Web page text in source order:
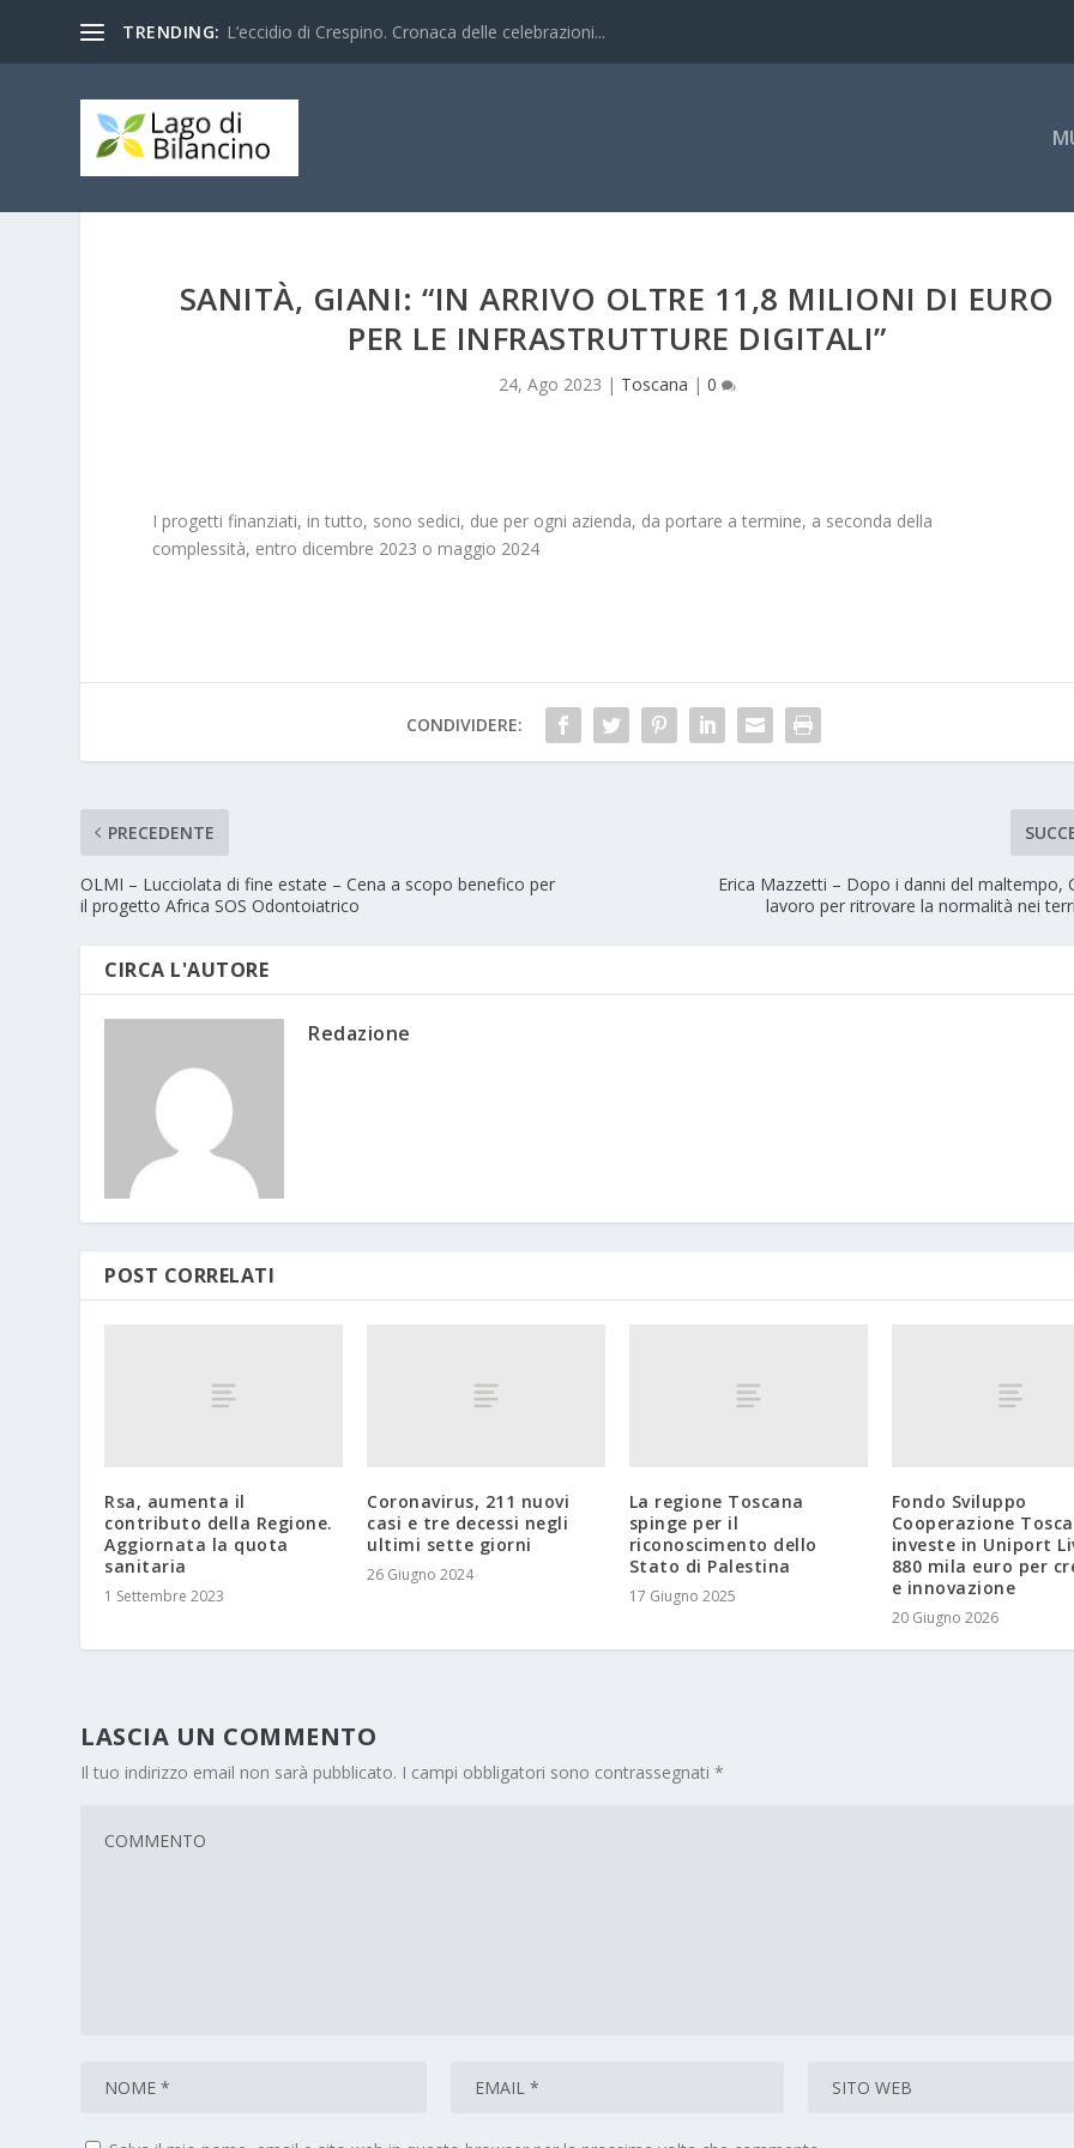
TRENDING: L’eccidio di Crespino. Cronaca delle celebrazioni...
SANITÀ, GIANI: “IN ARRIVO OLTRE 11,8 MILIONI DI EURO
PER LE INFRASTRUTTURE DIGITALI”
24, Ago 2023 | Toscana | 0
I progetti finanziati, in tutto, sono sedici, due per ogni azienda, da portare a termine, a seconda della
complessità, entro dicembre 2023 o maggio 2024
CONDIVIDERE:
PRECEDENTE
OLMI – Lucciolata di fine estate – Cena a scopo benefico per
il progetto Africa SOS Odontoiatrico
Erica Mazzetti – Dopo i danni del maltempo,
lavoro per ritrovare la normalità nei
CIRCA L'AUTORE
Redazione
POST CORRELATI
Rsa, aumenta il
contributo della Regione.
Aggiornata la quota
sanitaria
1 Settembre 2023
Coronavirus, 211 nuovi
casi e tre decessi negli
ultimi sette giorni
26 Giugno 2024
La regione Toscana
spinge per il
riconoscimento dello
Stato di Palestina
17 Giugno 2025
Fondo Sviluppo
Cooperazione
investe in Uniport
880 mila euro per
e innovazione
20 Giugno 2026
LASCIA UN COMMENTO
Il tuo indirizzo email non sarà pubblicato. I campi obbligatori sono contrassegnati*